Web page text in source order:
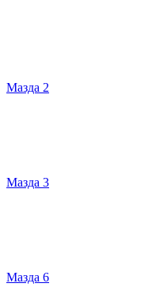
Мазда 2
Мазда 3
Мазда 6